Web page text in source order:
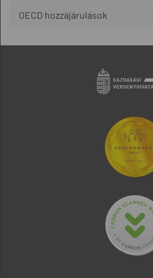
OECD hozzájárulások